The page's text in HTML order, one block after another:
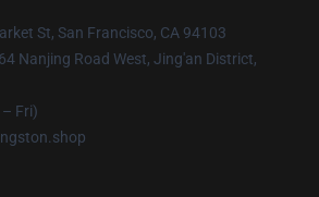
St, San Francisco, CA 94103
Nanjing Road West, Jing'an District,
Fri)